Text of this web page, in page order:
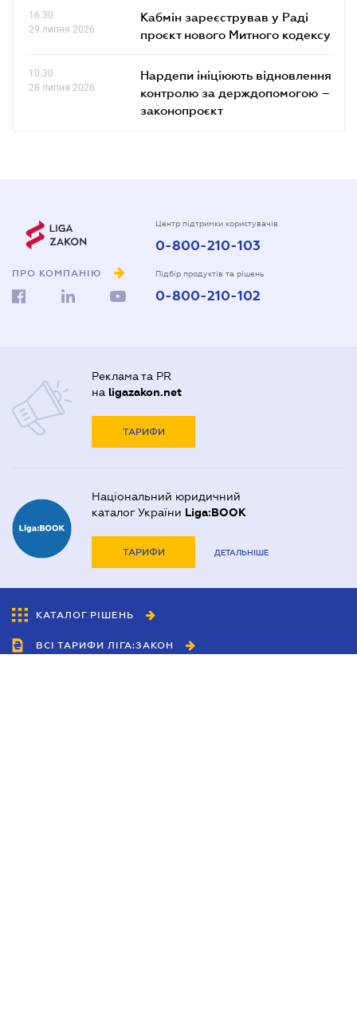
16.30
29 липня 2026
Кабмін зареєстрував у Раді
проєкт нового Митного кодексу
10.30
28 липня 2026
Нардепи ініціюють відновлення
контролю за держдопомогою –
законопроєкт
ПРО КОМПАНІЮ
Центр підтримки користувачів
0-800-210-103
Підбір продуктів та рішень
0-800-210-102
Реклама та PR
на ligazakon.net
ТАРИФИ
Національний юридичний
каталог України Liga:BOOK
ТАРИФИ ДЕТАЛЬНІШЕ
КАТАЛОГ РІШЕНЬ
ВСІ ТАРИФИ ЛІГА:ЗАКОН